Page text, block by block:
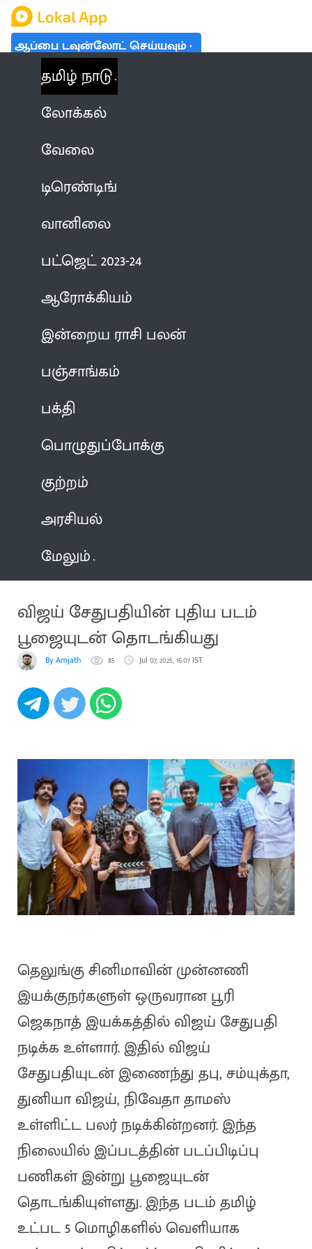
ஆப்பை டவுன்லோட் செய்யவும்
தமிழ் நாடு
லோக்கல்
வேலை
டிரெண்டிங்
வானிலை
பட்ஜெட் 2023-24
ஆரோக்கியம்
இன்றைய ராசி பலன்
பஞ்சாங்கம்
பக்தி
பொழுதுப்போக்கு
குற்றம்
அரசியல்
மேலும்
விஜய் சேதுபதியின் புதிய படம்
பூஜையுடன் தொடங்கியது
By Amjath 85 Jul 07, 2025, 16:07 IST
தெலுங்கு சினிமாவின் முன்னணி
இயக்குநர்களுள் ஒருவரான பூரி
ஜெகநாத் இயக்கத்தில் விஜய் சேதுபதி
நடிக்க உள்ளார். இதில் விஜய்
சேதுபதியுடன் இணைந்து தபு, சம்யுக்தா,
துனியா விஜய், நிவேதா தாமஸ்
உள்ளிட்ட பலர் நடிக்கின்றனர். இந்த
நிலையில் இப்படத்தின் படப்பிடிப்பு
பணிகள் இன்று பூஜையுடன்
தொடங்கியுள்ளது. இந்த படம் தமிழ்
உட்பட 5 மொழிகளில் வெளியாக